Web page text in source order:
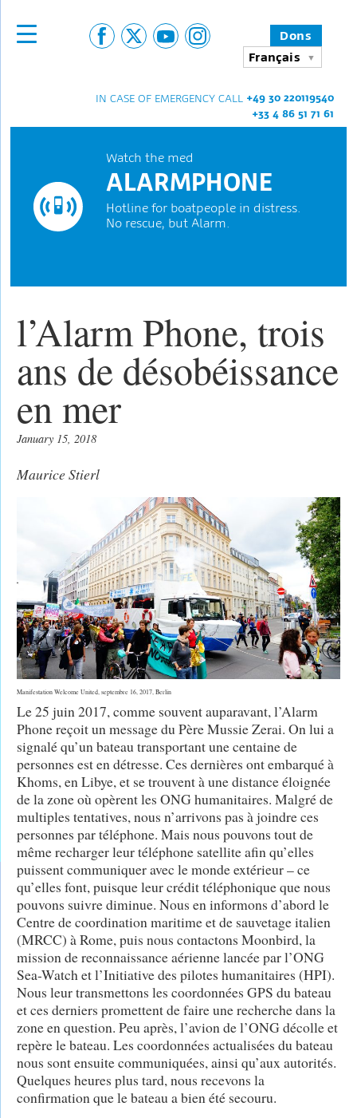
Dons
Français
IN CASE OF EMERGENCY CALL +49 30 220119540
+33 4 86 51 71 61
Watch the med
ALARMPHONE
Hotline for boatpeople in distress.
No rescue, but Alarm.
l’Alarm Phone, trois
ans de désobéissance
en mer
January 15, 2018
Maurice Stierl
Manifestation Welcome United, septembre 16, 2017, Berlin
Le 25 juin 2017, comme souvent auparavant, l’Alarm
Phone reçoit un message du Père Mussie Zerai. On lui a
signalé qu’un bateau transportant une centaine de
personnes est en détresse. Ces dernières ont embarqué à
Khoms, en Libye, et se trouvent à une distance éloignée
de la zone où opèrent les ONG humanitaires. Malgré de
multiples tentatives, nous n’arrivons pas à joindre ces
personnes par téléphone. Mais nous pouvons tout de
même recharger leur téléphone satellite afin qu’elles
puissent communiquer avec le monde extérieur – ce
qu’elles font, puisque leur crédit téléphonique que nous
pouvons suivre diminue. Nous en informons d’abord le
Centre de coordination maritime et de sauvetage italien
(MRCC) à Rome, puis nous contactons Moonbird, la
mission de reconnaissance aérienne lancée par l’ONG
Sea-Watch et l’Initiative des pilotes humanitaires (HPI).
Nous leur transmettons les coordonnées GPS du bateau
et ces derniers promettent de faire une recherche dans la
zone en question. Peu après, l’avion de l’ONG décolle et
repère le bateau. Les coordonnées actualisées du bateau
nous sont ensuite communiquées, ainsi qu’aux autorités.
Quelques heures plus tard, nous recevons la
confirmation que le bateau a bien été secouru.